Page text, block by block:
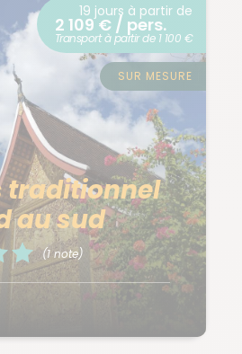
traditionnel
au sud
(1 note)
19 jours à partir de
2 109 € / pers.
Transport à partir de 1 100 €
SUR MESURE